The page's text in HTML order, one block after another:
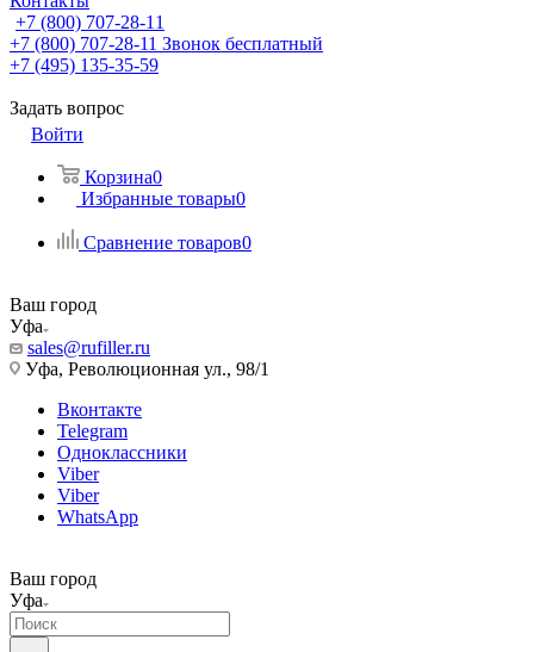
+7 (800) 707-28-11
+7 (800) 707-28-11 Звонок бесплатный
+7 (495) 135-35-59
Задать вопрос
Войти
Корзина0
Избранные товары0
Сравнение товаров0
Ваш город
Уфа
sales@rufiller.ru
Уфа, Революционная ул., 98/1
Вконтакте
Telegram
Одноклассники
Viber
Viber
WhatsApp
Ваш город
Уфа